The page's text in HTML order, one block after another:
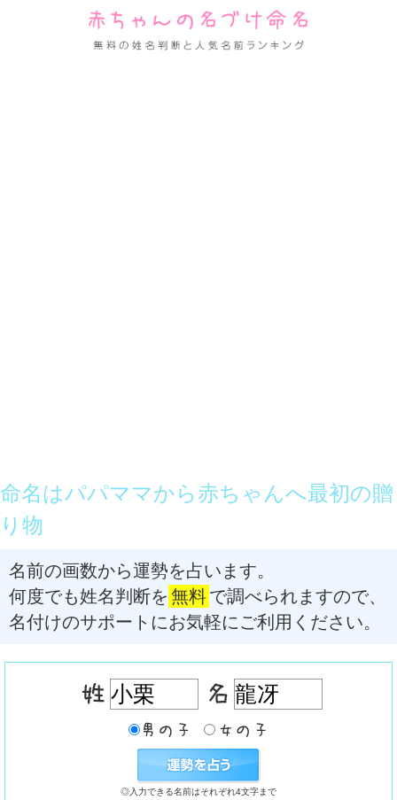
命名はパパママから赤ちゃんへ最初の贈
り物
名前の画数から運勢を占います。
何度でも姓名判断を 無料で調べられますので、
名付けのサポートにお気軽にご利用ください。
◎入力できる名前はそれぞれ4文字まで